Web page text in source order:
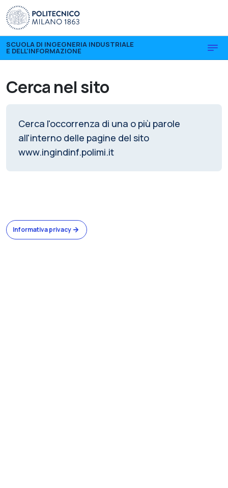
Skip to main content
Skip to page footer
SCUOLA DI INGEGNERIA INDUSTRIALE
E DELL'INFORMAZIONE
Cerca nel sito
Cerca l'occorrenza di una o più parole
all'interno delle pagine del sito
www.ingindinf.polimi.it
Informativa privacy